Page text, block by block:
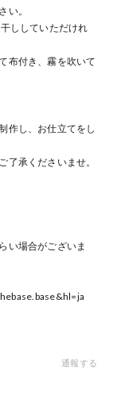
い。
ししていただけれ
布付き、霧を吹いて
作し、お仕立てをし
了承くださいませ。
い場合がございま
&hl=ja
通報する